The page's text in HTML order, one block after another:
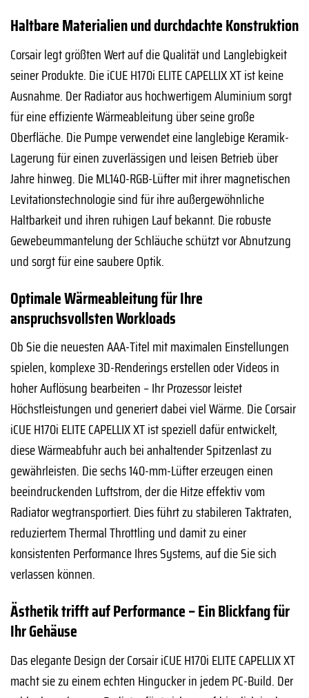
Haltbare Materialien und durchdachte Konstruktion
Corsair legt größten Wert auf die Qualität und Langlebigkeit
seiner Produkte. Die iCUE H170i ELITE CAPELLIX XT ist keine
Ausnahme. Der Radiator aus hochwertigem Aluminium sorgt
für eine effiziente Wärmeableitung über seine große
Oberfläche. Die Pumpe verwendet eine langlebige Keramik-
Lagerung für einen zuverlässigen und leisen Betrieb über
Jahre hinweg. Die ML140-RGB-Lüfter mit ihrer magnetischen
Levitationstechnologie sind für ihre außergewöhnliche
Haltbarkeit und ihren ruhigen Lauf bekannt. Die robuste
Gewebeummantelung der Schläuche schützt vor Abnutzung
und sorgt für eine saubere Optik.
Optimale Wärmeableitung für Ihre
anspruchsvollsten Workloads
Ob Sie die neuesten AAA-Titel mit maximalen Einstellungen
spielen, komplexe 3D-Renderings erstellen oder Videos in
hoher Auflösung bearbeiten – Ihr Prozessor leistet
Höchstleistungen und generiert dabei viel Wärme. Die Corsair
iCUE H170i ELITE CAPELLIX XT ist speziell dafür entwickelt,
diese Wärmeabfuhr auch bei anhaltender Spitzenlast zu
gewährleisten. Die sechs 140-mm-Lüfter erzeugen einen
beeindruckenden Luftstrom, der die Hitze effektiv vom
Radiator wegtransportiert. Dies führt zu stabileren Taktraten,
reduziertem Thermal Throttling und damit zu einer
konsistenten Performance Ihres Systems, auf die Sie sich
verlassen können.
Ästhetik trifft auf Performance – Ein Blickfang für
Ihr Gehäuse
Das elegante Design der Corsair iCUE H170i ELITE CAPELLIX XT
macht sie zu einem echten Hingucker in jedem PC-Build. Der